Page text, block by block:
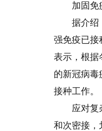
加固免
据介绍
强免疫已接
表示，根
的新冠病毒
接种工作。
应对复
和次密接，